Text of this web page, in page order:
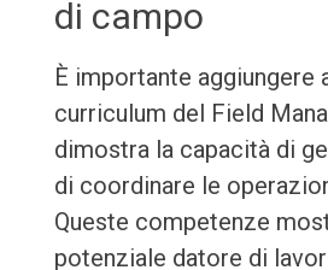
di campo
È importante aggiungere
curriculum del Field
dimostra la capacità di
di coordinare le
Queste competenze
potenziale datore di